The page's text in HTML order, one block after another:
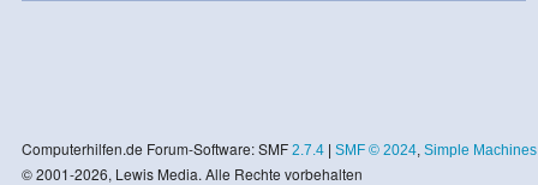
Computerhilfen.de Forum-Software: SMF 2.7.4| SMF © 2024, Simple Machines
© 2001-2026, Lewis Media. Alle Rechte vorbehalten